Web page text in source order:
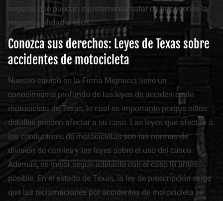
seguros que puedan injustamente tratar de imponerles la
responsabilidad a ellos.
Conozca sus derechos: Leyes de Texas sobre
accidentes de motocicleta
Nuestro equipo en la Firma Mignucci tiene un
conocimiento profundo de las leyes de accidentes de
motocicleta de Texas, lo cual es importante porque estos
detalles pueden afectar a su caso. Las leyes que afectan a
los conductores de motocicletas son las normas de
división de carriles y las leyes sobre el uso del casco.
Además, es mejor seguir adelante con el caso lo antes
posible. En el estado de Texas, la ley de prescripción exige
que las reclamaciones por accidentes de motocicleta se